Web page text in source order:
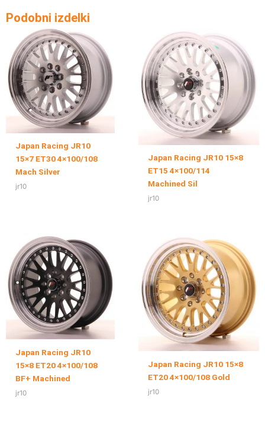
Podobni izdelki
Japan Racing JR10
15×7 ET30 4×100/108
Mach Silver
jr10
Japan Racing JR10 15×8
ET15 4×100/114
Machined Sil
jr10
Japan Racing JR10
15×8 ET20 4×100/108
BF+ Machined
jr10
Japan Racing JR10 15×8
ET20 4×100/108 Gold
jr10